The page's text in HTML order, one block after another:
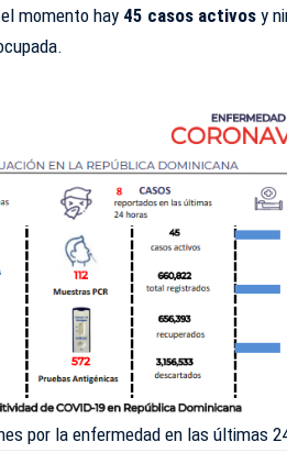
momento hay 45 casos activosy
por la enfermedad en las últimas